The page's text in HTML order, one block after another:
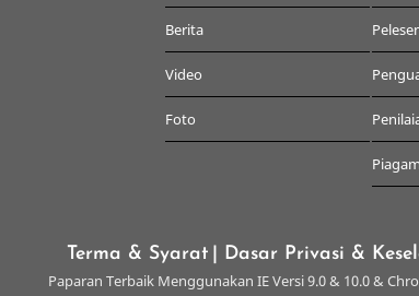
Berita
Video
Foto
Terma & Syarat | Dasar Privasi &
Paparan Terbaik Menggunakan IE Versi 9.0 & 10.0 &